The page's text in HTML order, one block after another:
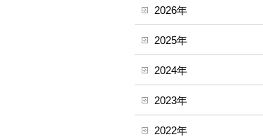
2026年
2025年
2024年
2023年
2022年